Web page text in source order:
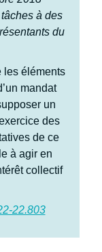
à des
du
les éléments
mandat
un
des
de ce
à agir en
collectif
22.803